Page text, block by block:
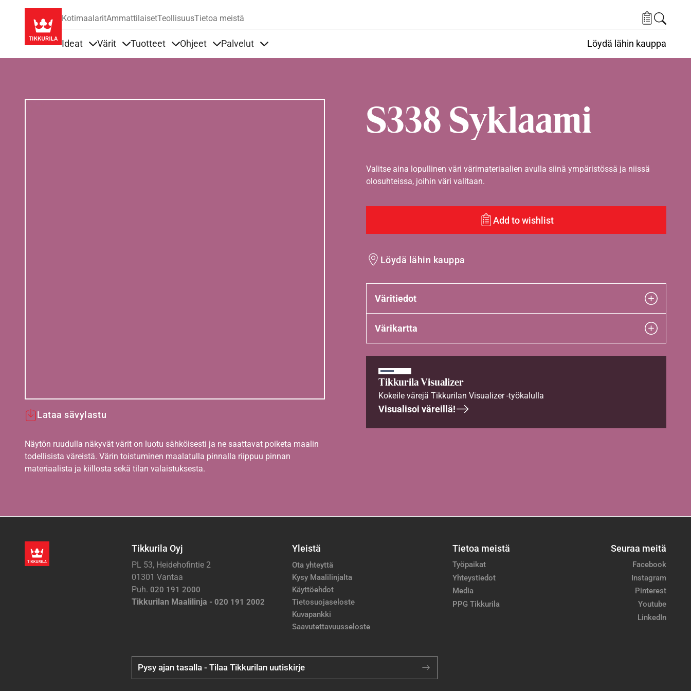
KotimaalaritAmmattilaisetTeollisuusTietoa meistä
Ideat Värit Tuotteet Ohjeet Palvelut Löydä lähin kauppa
S338 Syklaami
Lataa sävylastu
Näytön ruudulla näkyvät värit on luotu sähköisesti ja ne saattavat poiketa maalin
todellisista väreistä. Värin toistuminen maalatulla pinnalla riippuu pinnan
materiaalista ja kiillosta sekä tilan valaistuksesta.
Valitse aina lopullinen väri värimateriaalien avulla siinä ympäristössä ja niissä
olosuhteissa, joihin väri valitaan.
Add to wishlist
Löydä lähin kauppa
Väritiedot
Värikartta
Tikkurila Visualizer
Kokeile värejä Tikkurilan Visualizer -työkalulla
Visualisoi väreillä!
Tikkurila Oyj
PL 53, Heidehofintie 2
01301 Vantaa
Puh. 020 191 2000
Tikkurilan Maalilinja - 020 191 2002
Yleistä
Ota yhteyttä
Kysy Maalilinjalta
Käyttöehdot
Tietosuojaseloste
Kuvapankki
Saavutettavuusseloste
Tietoa meistä
Työpaikat
Yhteystiedot
Media
PPG Tikkurila
Seuraa meitä
Facebook
Instagram
Pinterest
Youtube
LinkedIn
Pysy ajan tasalla - Tilaa Tikkurilan uutiskirje